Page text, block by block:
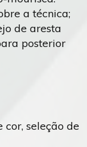
a técnica;
de aresta
posterior
cor, seleção de